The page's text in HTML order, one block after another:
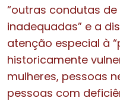
“outras condutas
inadequadas” e a
atenção especial à
historicamente
mulheres, pessoas
pessoas com